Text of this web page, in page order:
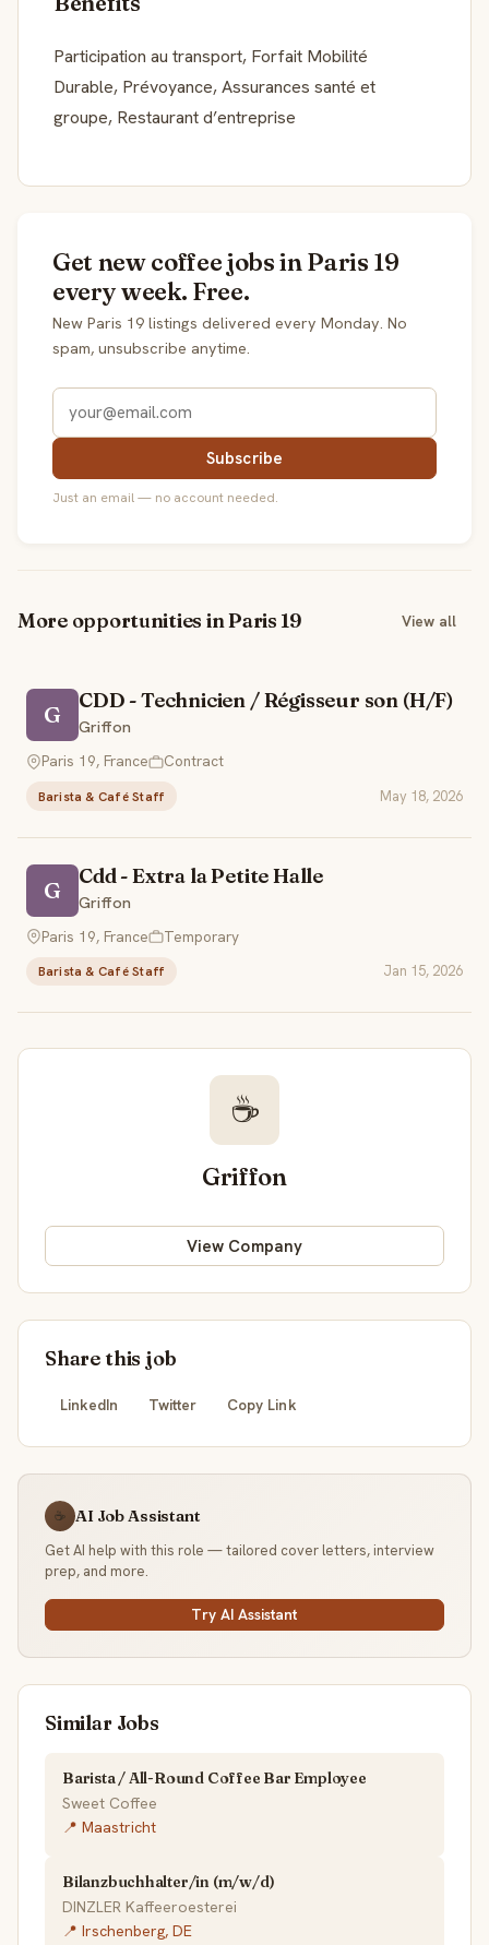
Participation au transport, Forfait Mobilité
Durable, Prévoyance, Assurances santé et
groupe, Restaurant d’entreprise
Get new coffee jobs in Paris 19
every week. Free.
New Paris 19 listings delivered every Monday. No
spam, unsubscribe anytime.
Subscribe
Just an email — no account needed.
More opportunities in Paris 19 View all
G
CDD - Technicien / Régisseur son (H/F)
Griffon
Paris 19, France
Contract
Barista & Café Staff May 18, 2026
G
Cdd - Extra la Petite Halle
Griffon
Paris 19, France
Temporary
Barista & Café Staff Jan 15, 2026
☕
Griffon
View Company
Share this job
LinkedIn Twitter Copy Link
☕ AI Job Assistant
Get AI help with this role — tailored cover letters, interview
prep, and more.
Try AI Assistant
Similar Jobs
Barista / All-Round Coffee Bar Employee
Sweet Coffee
📍 Maastricht
Bilanzbuchhalter/in (m/w/d)
DINZLER Kaffeeroesterei
📍 Irschenberg, DE